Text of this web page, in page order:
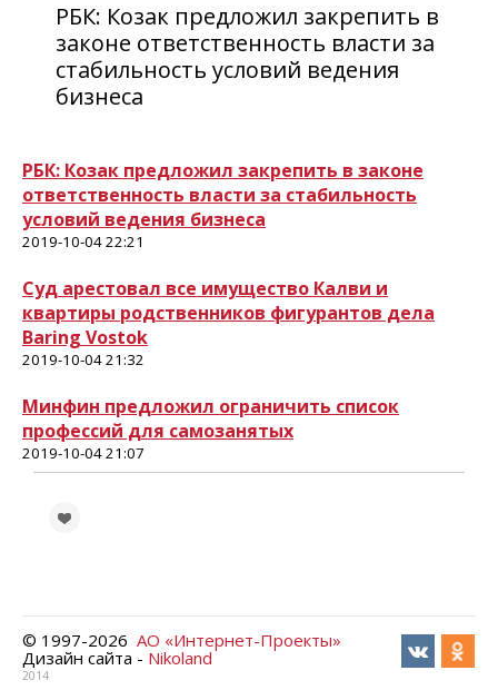
РБК: Козак предложил закрепить в
законе ответственность власти за
стабильность условий ведения
бизнеса
РБК: Козак предложил закрепить в законе
ответственность власти за стабильность
условий ведения бизнеса
2019-10-04 22:21
Суд арестовал все имущество Калви и
квартиры родственников фигурантов дела
Baring Vostok
2019-10-04 21:32
Минфин предложил ограничить список
профессий для самозанятых
2019-10-04 21:07
© 1997-2026 АО «Интернет-Проекты»
Дизайн сайта - Nikoland
2014